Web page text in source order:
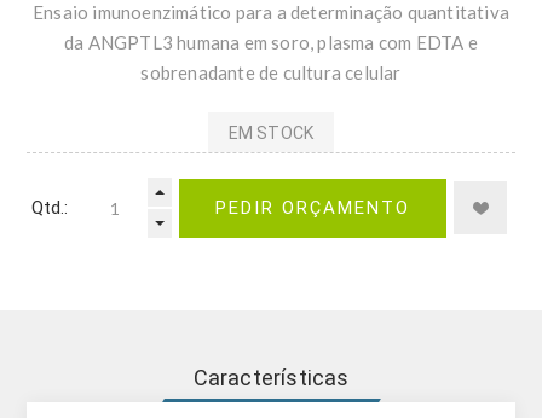
Ensaio imunoenzimático para a determinação quantitativa
da ANGPTL3 humana em soro, plasma com EDTA e
sobrenadante de cultura celular
EM STOCK
Qtd.: PEDIR ORÇAMENTO
Características